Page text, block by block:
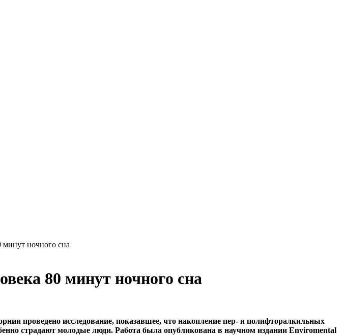
ночного сна
80 минут ночного сна
проведено исследование, показавшее, что накопление пер- и полифторалкильных
страдают молодые люди. Работа была опубликована в научном издании Enviromental